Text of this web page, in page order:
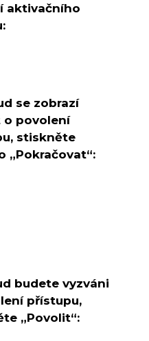
aktivačního
se zobrazí
o povolení
stiskněte
„Pokračovat“:
budete vyzváni
přístupu,
„Povolit“: